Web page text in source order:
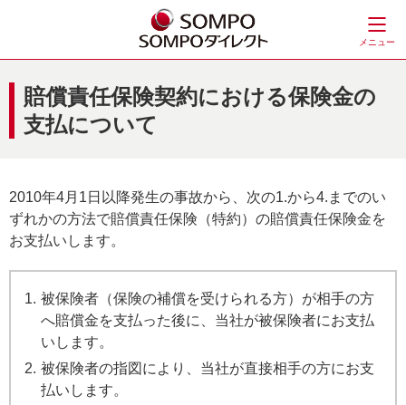
メニュー
賠償責任保険契約における保険金の
支払について
2010年4月1日以降発生の事故から、次の1.から4.までのい
ずれかの方法で賠償責任保険（特約）の賠償責任保険金を
お支払いします。
被保険者（保険の補償を受けられる方）が相手の方
へ賠償金を支払った後に、当社が被保険者にお支払
いします。
被保険者の指図により、当社が直接相手の方にお支
払いします。